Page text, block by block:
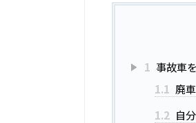
1 事故車
1.1 廃
1.2 自